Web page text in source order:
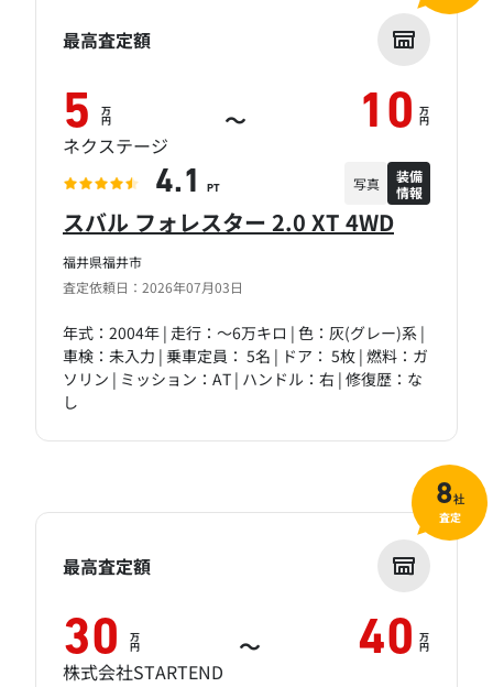
福井県福井市
査定依頼日：2026年07月03日
スバル フォレスター 2.0 XT 4WD
年式：2004年 | 走行：～6万キロ | 色：灰(グレー)系 |
車検：未入力 | 乗車定員： 5名 | ドア： 5枚 | 燃料：ガ
ソリン | ミッション：AT | ハンドル：右 | 修復歴：な
し
最高査定額
5 万
円 ～ 10 万
円
ネクステージ
4.1 PT 写真
装備
情報
最高査定額
30 万
円 ～ 40 万
円
株式会社STARTEND
8社
査定